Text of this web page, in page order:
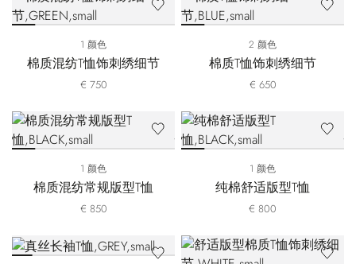
1 颜色
棉质混纺T恤饰刺绣细节
€ 750
2 颜色
棉质T恤饰刺绣细节
€ 650
1 颜色
棉质混纺常规版型T恤
€ 850
1 颜色
纯棉舒适版型T恤
€ 800